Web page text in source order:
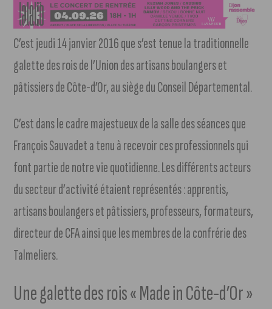
C’est jeudi 14 janvier 2016 que s’est tenue la traditionnelle
galette des rois de l’Union des artisans boulangers et
pâtissiers de Côte-d’Or, au siège du Conseil Départemental.
C’est dans le cadre majestueux de la salle des séances que
François Sauvadet a tenu à recevoir ces professionnels qui
font partie de notre vie quotidienne. Les différents acteurs
du secteur d’activité étaient représentés : apprentis,
artisans boulangers et pâtissiers, professeurs, formateurs,
directeur de CFA ainsi que les membres de la confrérie des
Talmeliers.
Une galette des rois « Made in Côte-d’Or »